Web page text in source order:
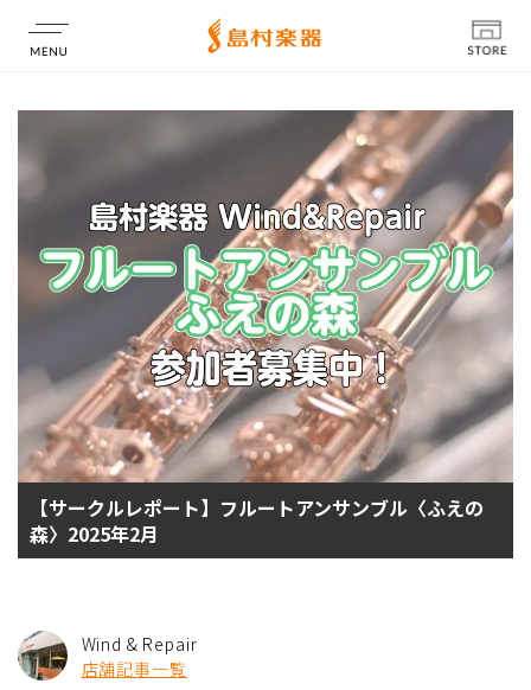
店舗情報
【サークルレポート】フルートアンサンブル〈ふえの
森〉2025年2月
Wind & Repair
店舗記事一覧